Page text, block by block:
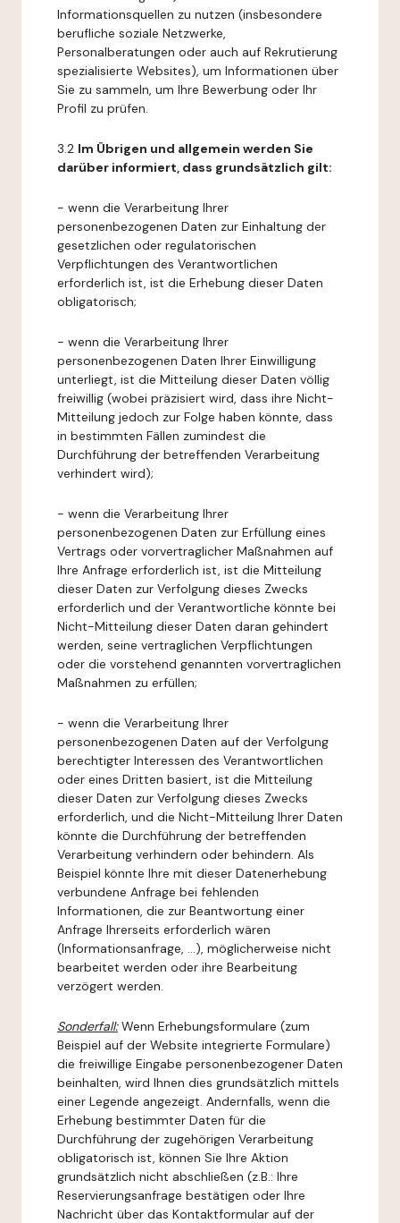
Informationsquellen zu nutzen (insbesondere
berufliche soziale Netzwerke,
Personalberatungen oder auch auf Rekrutierung
spezialisierte Websites), um Informationen über
Sie zu sammeln, um Ihre Bewerbung oder Ihr
Profil zu prüfen.
3.2 Im Übrigen und allgemein werden Sie
darüber informiert, dass grundsätzlich gilt:
- wenn die Verarbeitung Ihrer
personenbezogenen Daten zur Einhaltung der
gesetzlichen oder regulatorischen
Verpflichtungen des Verantwortlichen
erforderlich ist, ist die Erhebung dieser Daten
obligatorisch;
- wenn die Verarbeitung Ihrer
personenbezogenen Daten Ihrer Einwilligung
unterliegt, ist die Mitteilung dieser Daten völlig
freiwillig (wobei präzisiert wird, dass ihre Nicht-
Mitteilung jedoch zur Folge haben könnte, dass
in bestimmten Fällen zumindest die
Durchführung der betreffenden Verarbeitung
verhindert wird);
- wenn die Verarbeitung Ihrer
personenbezogenen Daten zur Erfüllung eines
Vertrags oder vorvertraglicher Maßnahmen auf
Ihre Anfrage erforderlich ist, ist die Mitteilung
dieser Daten zur Verfolgung dieses Zwecks
erforderlich und der Verantwortliche könnte bei
Nicht-Mitteilung dieser Daten daran gehindert
werden, seine vertraglichen Verpflichtungen
oder die vorstehend genannten vorvertraglichen
Maßnahmen zu erfüllen;
- wenn die Verarbeitung Ihrer
personenbezogenen Daten auf der Verfolgung
berechtigter Interessen des Verantwortlichen
oder eines Dritten basiert, ist die Mitteilung
dieser Daten zur Verfolgung dieses Zwecks
erforderlich, und die Nicht-Mitteilung Ihrer Daten
könnte die Durchführung der betreffenden
Verarbeitung verhindern oder behindern. Als
Beispiel könnte Ihre mit dieser Datenerhebung
verbundene Anfrage bei fehlenden
Informationen, die zur Beantwortung einer
Anfrage Ihrerseits erforderlich wären
(Informationsanfrage, ...), möglicherweise nicht
bearbeitet werden oder ihre Bearbeitung
verzögert werden.
Sonderfall:Wenn Erhebungsformulare (zum
Beispiel auf der Website integrierte Formulare)
die freiwillige Eingabe personenbezogener Daten
beinhalten, wird Ihnen dies grundsätzlich mittels
einer Legende angezeigt. Andernfalls, wenn die
Erhebung bestimmter Daten für die
Durchführung der zugehörigen Verarbeitung
obligatorisch ist, können Sie Ihre Aktion
grundsätzlich nicht abschließen (z.B.: Ihre
Reservierungsanfrage bestätigen oder Ihre
Nachricht über das Kontaktformular auf der